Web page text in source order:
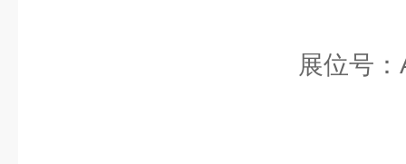
展位号：